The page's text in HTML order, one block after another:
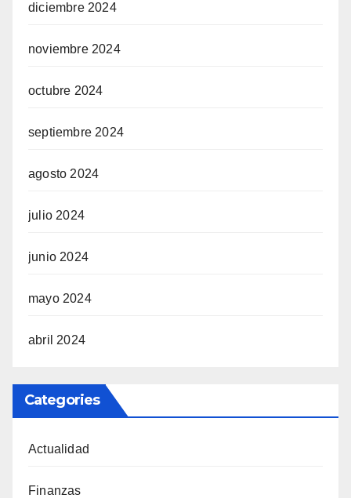
diciembre 2024
noviembre 2024
octubre 2024
septiembre 2024
agosto 2024
julio 2024
junio 2024
mayo 2024
abril 2024
Categories
Actualidad
Finanzas